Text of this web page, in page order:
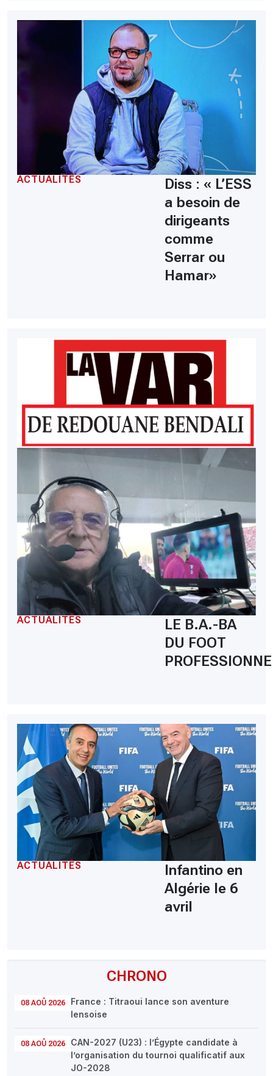
CHRONO
08 AOÛ 2026
France : Titraoui lance son aventure
lensoise
08 AOÛ 2026
CAN-2027 (U23) : l’Égypte candidate à
l’organisation du tournoi qualificatif aux
JO-2028
ACTUALITÉS
Diss : « L’ESS
a besoin de
dirigeants
comme
Serrar ou
Hamar»
ACTUALITÉS
LE B.A.-BA
DU FOOT
ACTUALITÉS
Infantino en
Algérie le 6
avril